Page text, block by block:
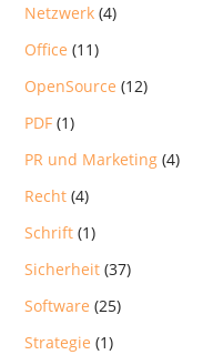
Netzwerk (4)
Office (11)
OpenSource (12)
PDF (1)
PR und Marketing (4)
Recht (4)
Schrift (1)
Sicherheit (37)
Software (25)
Strategie (1)